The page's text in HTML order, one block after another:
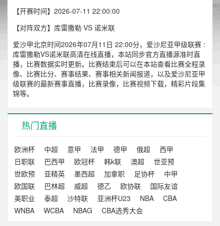
【开赛时间】2026-07-11 22:00:00
【对阵双方】库雷撒勒 VS 诺米联
爱沙甲北京时间2026年07月11日 22:00分，爱沙尼亚甲级联赛 :
库雷撒勒VS诺米联高清在线直播，本站同步官方直播源准时直
播，比赛数据实时更新。比赛结束后可以在本站查看比赛全程录
像、比赛比分、赛事结果、赛事相关新闻报道，以及爱沙尼亚甲
级联赛的最新赛事直播，比赛录像，比赛视频下载，精彩片段集
锦等。
热门直播
欧洲杯 中超 意甲 法甲 德甲 俄超
西甲
日职联
巴西甲 欧冠杯 韩k联 澳超
世亚预
世欧预
亚精英 墨西超 加拿职 足协杯
中甲
欧国联
巴林超 威超 德乙 欧协联
国际友谊
美职业
泰超 沙特联 亚洲杯U23 NBA
CBA
WNBA
WCBA NBAG CBA选秀大会